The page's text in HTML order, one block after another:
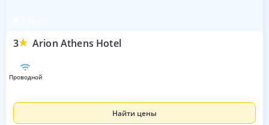
3 Arion Athens Hotel
проводной
Найти цены